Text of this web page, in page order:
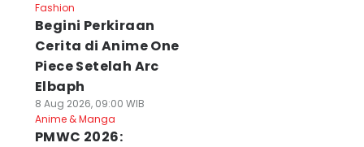
Fashion
Begini Perkiraan
Cerita di Anime One
Piece Setelah Arc
Elbaph
8 Aug 2026, 09:00 WIB
Anime & Manga
PMWC 2026: